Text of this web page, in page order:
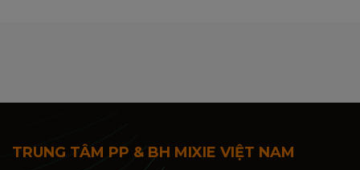
TRUNG TÂM PP & BH MIXIE VIỆT NAM